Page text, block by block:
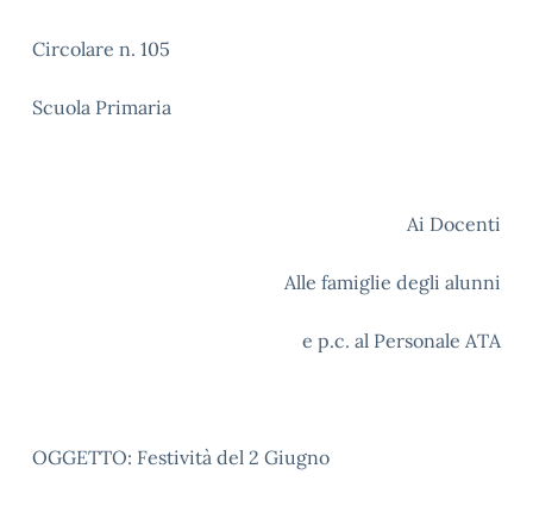
Circolare n. 105
Scuola Primaria
Ai Docenti
Alle famiglie degli alunni
e p.c. al Personale ATA
OGGETTO: Festività del 2 Giugno